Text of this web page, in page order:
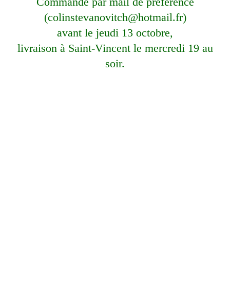
(colinstevanovitch@hotmail.fr)
avant le jeudi 13 octobre,
livraison à Saint-Vincent le mercredi 19 au
soir.